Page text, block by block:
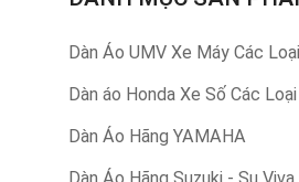
Dàn Áo UMV Xe Máy Các Loại
Dàn áo Honda Xe Số Các Loại
Dàn Áo Hãng YAMAHA